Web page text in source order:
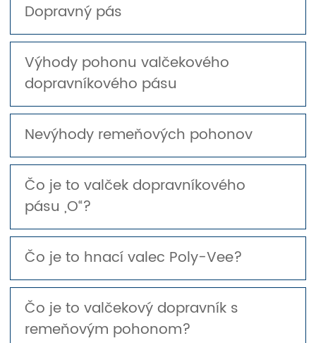
Dopravný pás
Výhody pohonu valčekového
dopravníkového pásu
Nevýhody remeňových pohonov
Čo je to valček dopravníkového
pásu „O“?
Čo je to hnací valec Poly-Vee?
Čo je to valčekový dopravník s
remeňovým pohonom?